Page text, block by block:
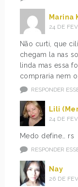
Marina
24 DE
Não curti, que
chegam la nas
linda mas essa
compraria nem
RESPONDER
Lili
24 DE
Medo define… rs
RESPONDER
Nay
26 DE